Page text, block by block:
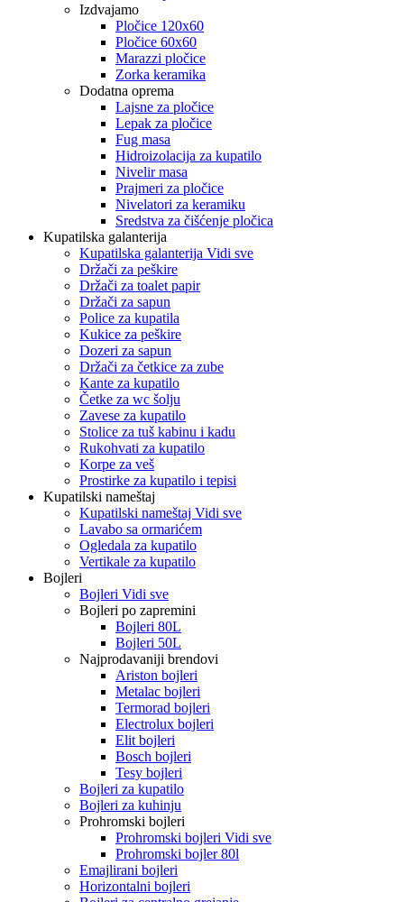
Izdvajamo
Pločice 120x60
Pločice 60x60
Marazzi pločice
Zorka keramika
Dodatna oprema
Lajsne za pločice
Lepak za pločice
Fug masa
Hidroizolacija za kupatilo
Nivelir masa
Prajmeri za pločice
Nivelatori za keramiku
Sredstva za čišćenje pločica
Kupatilska galanterija
Kupatilska galanterija Vidi sve
Držači za peškire
Držači za toalet papir
Držači za sapun
Police za kupatila
Kukice za peškire
Dozeri za sapun
Držači za četkice za zube
Kante za kupatilo
Četke za wc šolju
Zavese za kupatilo
Stolice za tuš kabinu i kadu
Rukohvati za kupatilo
Korpe za veš
Prostirke za kupatilo i tepisi
Kupatilski nameštaj
Kupatilski nameštaj Vidi sve
Lavabo sa ormarićem
Ogledala za kupatilo
Vertikale za kupatilo
Bojleri
Bojleri Vidi sve
Bojleri po zapremini
Bojleri 80L
Bojleri 50L
Najprodavaniji brendovi
Ariston bojleri
Metalac bojleri
Termorad bojleri
Electrolux bojleri
Elit bojleri
Bosch bojleri
Tesy bojleri
Bojleri za kupatilo
Bojleri za kuhinju
Prohromski bojleri
Prohromski bojleri Vidi sve
Prohromski bojler 80l
Emajlirani bojleri
Horizontalni bojleri